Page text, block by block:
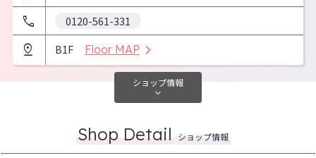
0120-561-331
B1F
Floor MAP
ショップ情報
Shop Detail ショップ情報